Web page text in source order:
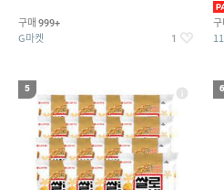
티커 세트
구매 999+
G마켓 1
5 6